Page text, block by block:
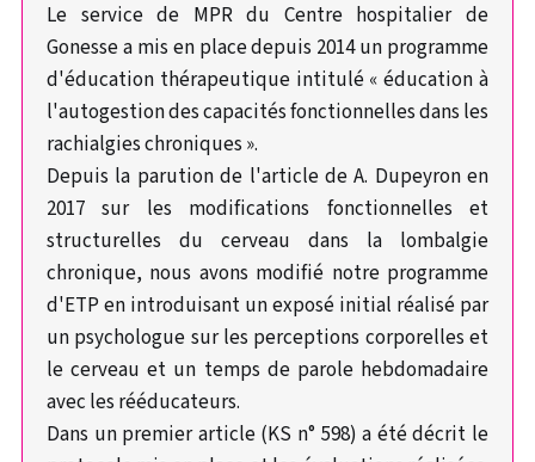
Le service de MPR du Centre hospitalier de
Gonesse a mis en place depuis 2014 un programme
d'éducation thérapeutique intitulé « éducation à
l'autogestion des capacités fonctionnelles dans les
rachialgies chroniques ».
Depuis la parution de l'article de A. Dupeyron en
2017 sur les modifications fonctionnelles et
structurelles du cerveau dans la lombalgie
chronique, nous avons modifié notre programme
d'ETP en introduisant un exposé initial réalisé par
un psychologue sur les perceptions corporelles et
le cerveau et un temps de parole hebdomadaire
avec les rééducateurs.
Dans un premier article (KS n° 598) a été décrit le